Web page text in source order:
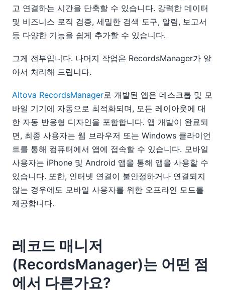
고 연결하는 시간을 단축할 수 있습니다. 강력한 데이터
및 비즈니스 로직 검증, 세밀한 검색 도구, 알림, 보고서
등 다양한 기능을 쉽게 추가할 수 있습니다.
그게 전부입니다. 나머지 작업은 RecordsManager가 알
아서 처리해 드립니다.
Altova RecordsManager로 개발된 앱은 데스크톱 및 모
바일 기기에 자동으로 최적화되며, 모든 레이아웃에 대
한 자동 반응형 디자인을 포함합니다. 앱 개발이 완료되
면, 최종 사용자는 웹 브라우저 또는 Windows 클라이언
트를 통해 컴퓨터에서 앱에 접속할 수 있습니다. 모바일
사용자는 iPhone 및 Android 앱을 통해 앱을 사용할 수
있습니다. 또한, 인터넷 연결이 불안정하거나 연결되지
않는 경우에도 모바일 사용자를 위한 오프라인 모드를
제공합니다.
레코드 매니저
(RecordsManager)는 어떤 점
에서 다른가요?